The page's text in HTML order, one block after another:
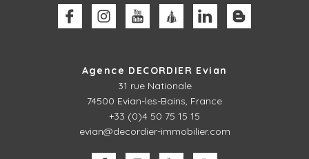
Agence DECORDIER Evian
31 rue Nationale
74500 Evian-les-Bains, France
+33 (0)4 50 75 15 15
evian@decordier-immobilier.com